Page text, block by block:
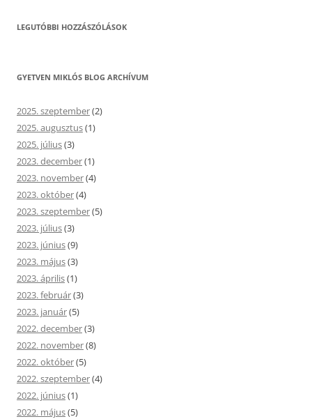
LEGUTÓBBI HOZZÁSZÓLÁSOK
GYETVEN MIKLÓS BLOG ARCHÍVUM
2025. szeptember(2)
2025. augusztus(1)
2025. július(3)
2023. december(1)
2023. november(4)
2023. október(4)
2023. szeptember(5)
2023. július(3)
2023. június(9)
2023. május(3)
2023. április(1)
2023. február(3)
2023. január(5)
2022. december(3)
2022. november(8)
2022. október(5)
2022. szeptember(4)
2022. június(1)
2022. május(5)